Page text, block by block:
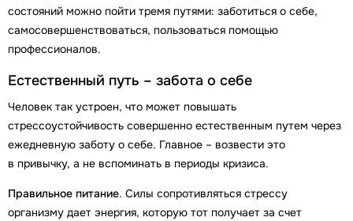
состояний можно пойти тремя путями: заботиться о себе,
самосовершенствоваться, пользоваться помощью
профессионалов.
Естественный путь – забота о себе
Человек так устроен, что может повышать
стрессоустойчивость совершенно естественным путем через
ежедневную заботу о себе. Главное – возвести это
в привычку, а не вспоминать в периоды кризиса.
Правильное питание. Силы сопротивляться стрессу
организму дает энергия, которую тот получает за счет